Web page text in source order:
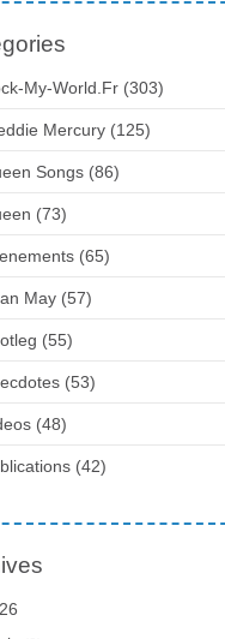
My-World.fr (303)
Mercury (125)
Songs (86)
(73)
(65)
May (57)
(55)
(53)
(48)
(42)